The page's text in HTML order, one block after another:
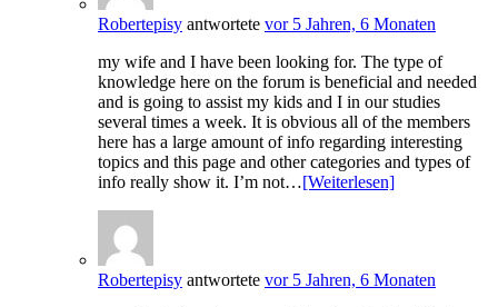
Robertepisy antwortete vor 5 Jahren, 6 Monaten
my wife and I have been looking for. The type of
knowledge here on the forum is beneficial and needed
and is going to assist my kids and I in our studies
several times a week. It is obvious all of the members
here has a large amount of info regarding interesting
topics and this page and other categories and types of
info really show it. I’m not…[Weiterlesen]
Robertepisy antwortete vor 5 Jahren, 6 Monaten